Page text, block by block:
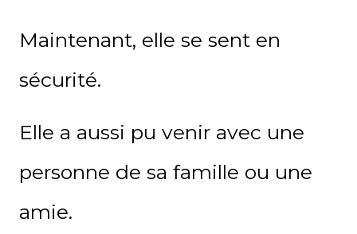
Maintenant, elle se sent en
sécurité.
Elle a aussi pu venir avec une
personne de sa famille ou une
amie.